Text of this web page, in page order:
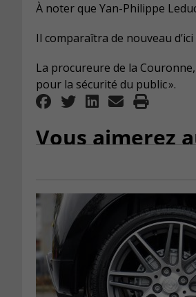
À noter que Yan-Philippe
Il comparaîtra de nouveau
La procureure de la
pour la sécurité du public ».
Vous aimerez